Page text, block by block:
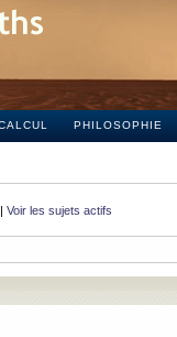
PHILOSOPHIE
| Voir les sujets actifs